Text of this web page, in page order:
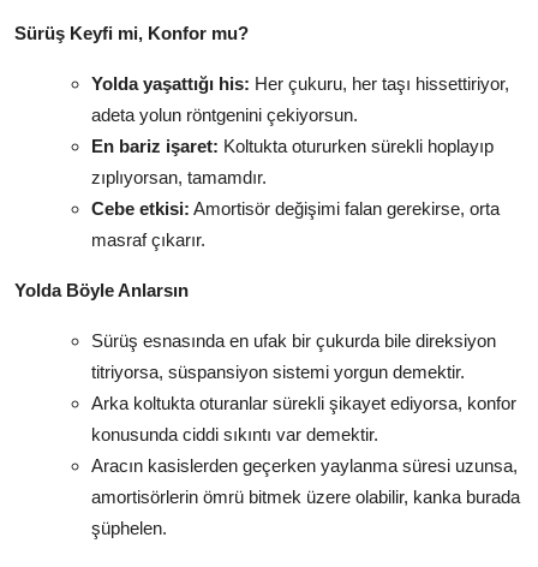
Sürüş Keyfi mi, Konfor mu?
Yolda yaşattığı his: Her çukuru, her taşı hissettiriyor,
adeta yolun röntgenini çekiyorsun.
En bariz işaret: Koltukta otururken sürekli hoplayıp
zıplıyorsan, tamamdır.
Cebe etkisi: Amortisör değişimi falan gerekirse, orta
masraf çıkarır.
Yolda Böyle Anlarsın
Sürüş esnasında en ufak bir çukurda bile direksiyon
titriyorsa, süspansiyon sistemi yorgun demektir.
Arka koltukta oturanlar sürekli şikayet ediyorsa, konfor
konusunda ciddi sıkıntı var demektir.
Aracın kasislerden geçerken yaylanma süresi uzunsa,
amortisörlerin ömrü bitmek üzere olabilir, kanka burada
şüphelen.